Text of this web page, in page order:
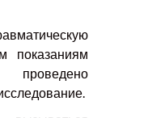
показаниям